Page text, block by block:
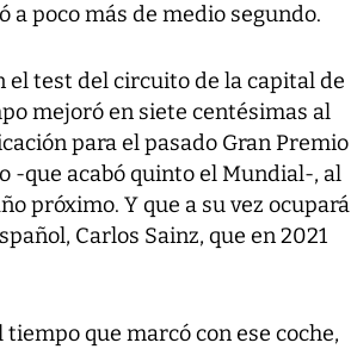
a poco más de medio segundo.
el test del circuito de la capital de
mejoró en siete centésimas al
para el pasado Gran Premio
-que acabó quinto el Mundial-, al
próximo. Y que a su vez ocupará
Carlos Sainz, que en 2021
que marcó con ese coche,